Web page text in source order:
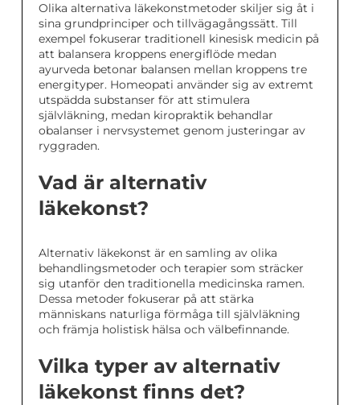
Olika alternativa läkekonstmetoder skiljer sig åt i
sina grundprinciper och tillvägagångssätt. Till
exempel fokuserar traditionell kinesisk medicin på
att balansera kroppens energiflöde medan
ayurveda betonar balansen mellan kroppens tre
energityper. Homeopati använder sig av extremt
utspädda substanser för att stimulera
självläkning, medan kiropraktik behandlar
obalanser i nervsystemet genom justeringar av
ryggraden.
Vad är alternativ
läkekonst?
Alternativ läkekonst är en samling av olika
behandlingsmetoder och terapier som sträcker
sig utanför den traditionella medicinska ramen.
Dessa metoder fokuserar på att stärka
människans naturliga förmåga till självläkning
och främja holistisk hälsa och välbefinnande.
Vilka typer av alternativ
läkekonst finns det?